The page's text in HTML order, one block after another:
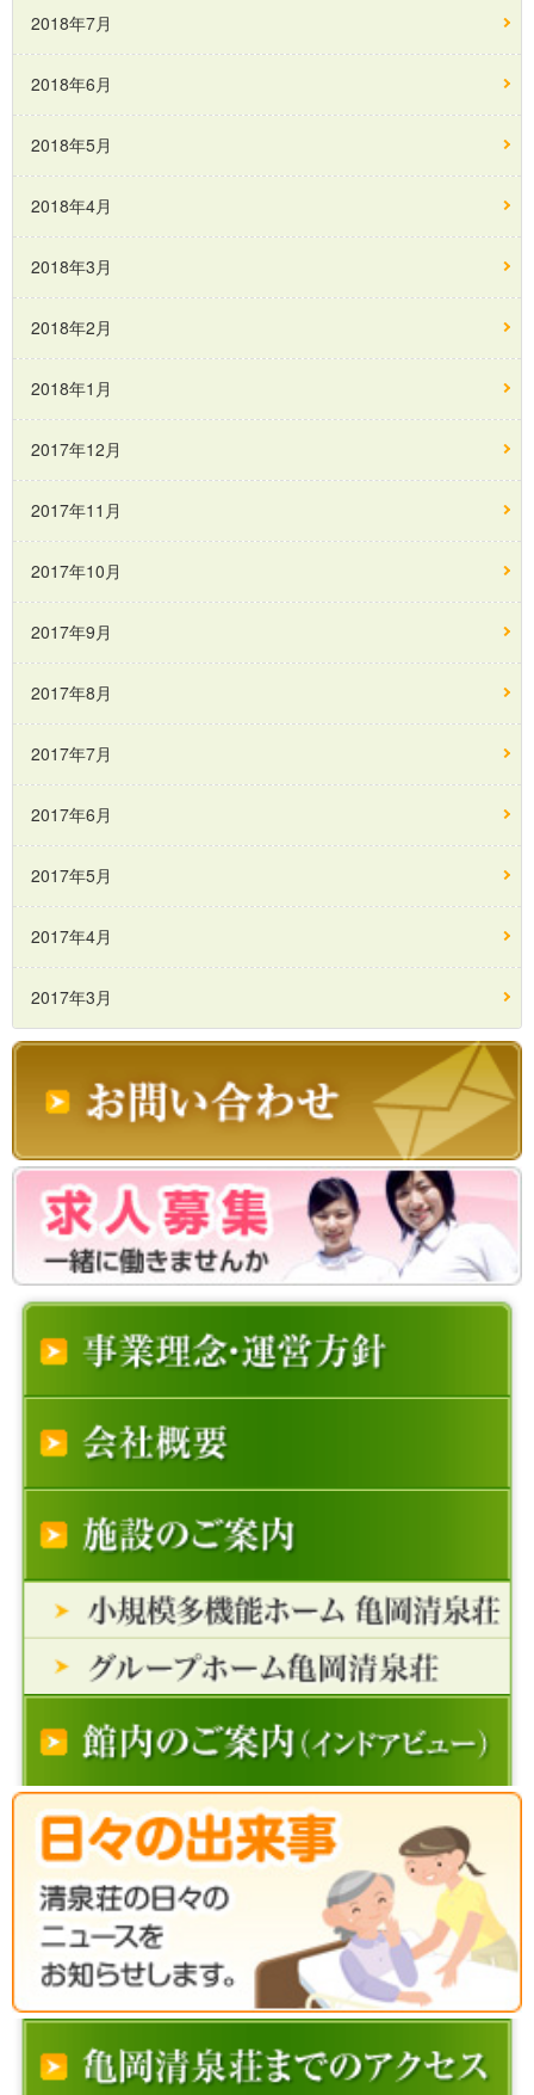
2018年7月
2018年6月
2018年5月
2018年4月
2018年3月
2018年2月
2018年1月
2017年12月
2017年11月
2017年10月
2017年9月
2017年8月
2017年7月
2017年6月
2017年5月
2017年4月
2017年3月